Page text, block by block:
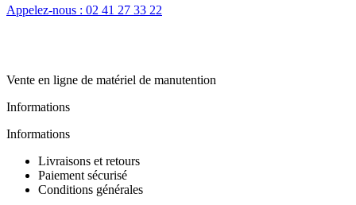
Appelez-nous : 02 41 27 33 22
Vente en ligne de matériel de manutention
Informations
Informations
Livraisons et retours
Paiement sécurisé
Conditions générales